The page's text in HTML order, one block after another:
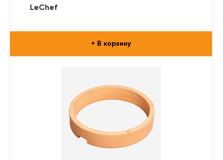
LeChef
+ В корзину